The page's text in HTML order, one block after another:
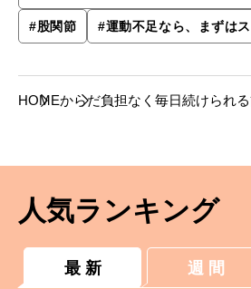
#股関節 #運動不足なら、まずはス
HOMEからだ負担なく毎日続けられ
人気ランキング
最 新 週 間